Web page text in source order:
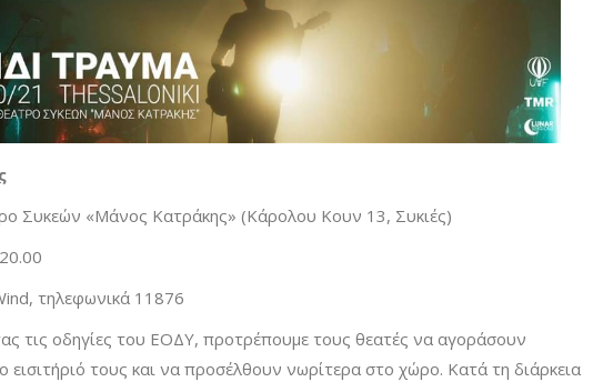
Συκεών «Μάνος Κατράκης» (Κάρολου Κουν 13, Συκιές)
τηλεφωνικά 11876
τις οδηγίες του ΕΟΔΥ, προτρέπουμε τους θεατές να αγοράσουν
εισιτήριό τους και να προσέλθουν νωρίτερα στο χώρο. Κατά τη διάρκεια